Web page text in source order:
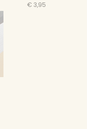
Prijs
€ 3,95